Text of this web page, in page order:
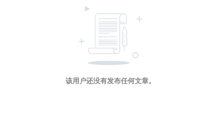
该用户还没有发布任何文章。